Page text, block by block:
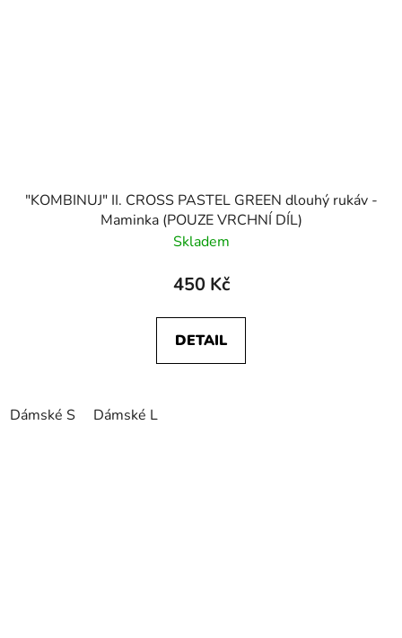
"KOMBINUJ" II. CROSS PASTEL GREEN dlouhý rukáv -
Maminka (POUZE VRCHNÍ DÍL)
Skladem
450 Kč
DETAIL
Dámské S Dámské L